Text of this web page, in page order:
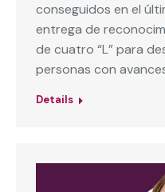
conseguidos en el
entrega de
de cuatro “L” para
personas con
Details